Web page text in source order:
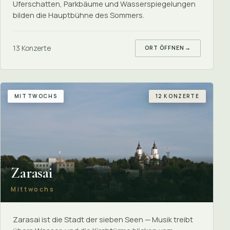
Uferschatten, Parkbäume und Wasserspiegelungen
bilden die Hauptbühne des Sommers.
13 Konzerte ORT ÖFFNEN →
MITTWOCHS 12 KONZERTE
Zarasai
Mittwochs
Zarasai ist die Stadt der sieben Seen — Musik treibt